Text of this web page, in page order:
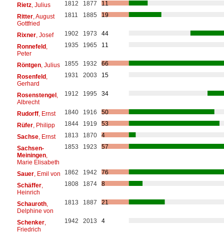
Rietz, Julius 1812 1877
11
Ritter, August
Gottfried
1811 1885 19
Rixner, Josef 1902 1973
44
Ronnefeld,
Peter
1935 1965 11
Röntgen, Julius 1855 1932
66
Rosenfeld,
Gerhard
1931 2003 15
Rosenstengel,
Albrecht
1912 1995 34
Rudorff, Ernst 1840 1916
50
Rüfer, Philipp 1844 1919
53
Sachse, Ernst 1813 1870
4
Sachsen-
Meiningen,
Marie Elisabeth
1853 1923 57
Sauer, Emil von 1862 1942
76
Schäffer,
Heinrich
1808 1874 8
Schauroth,
Delphine von
1813 1887 21
Schenker,
Friedrich
1942 2013 4